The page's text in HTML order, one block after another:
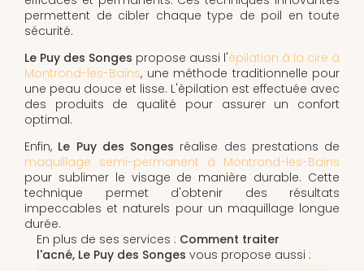
permettent de cibler chaque type de poil en toute
sécurité.
Le Puy des Songes propose aussi l'épilation à la cire à
Montrond-les-Bains, une méthode traditionnelle pour
une peau douce et lisse. L'épilation est effectuée avec
des produits de qualité pour assurer un confort
optimal.
Enfin, Le Puy des Songes réalise des prestations de
maquillage semi-permanent à Montrond-les-Bains
pour sublimer le visage de manière durable. Cette
technique permet d'obtenir des résultats
impeccables et naturels pour un maquillage longue
durée.
En plus de ses services : Comment traiter
l'acné, Le Puy des Songes vous propose aussi :